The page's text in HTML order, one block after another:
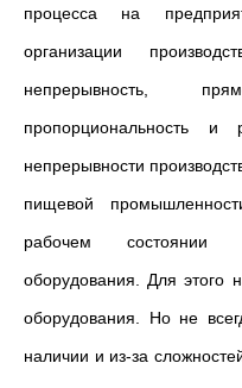
процесса на
организации
непрерывность,
пропорциональность и
непрерывности
пищевой
рабочем состоянии
оборудования. Для этого
оборудования. Но не
наличии и из-за